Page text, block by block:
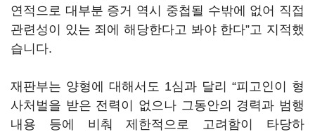
연적으로 대부분 증거 역시 중첩될 수밖에 없어 직접
관련성이 있는 죄에 해당한다고 봐야 한다”고 지적했
습니다.
재판부는 양형에 대해서도 1심과 달리 “피고인이 형
사처벌을 받은 전력이 없으나 그동안의 경력과 범행
내용 등에 비춰 제한적으로 고려함이 타당하